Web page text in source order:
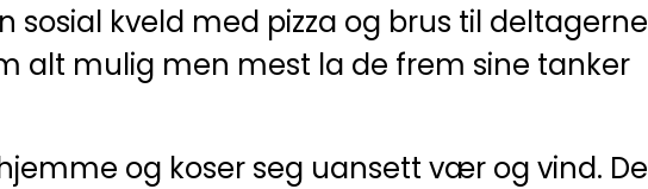
kveld med pizza og brus til deltagerne
alt mulig men mest la de frem sine tanker
og koser seg uansett vær og vind. De